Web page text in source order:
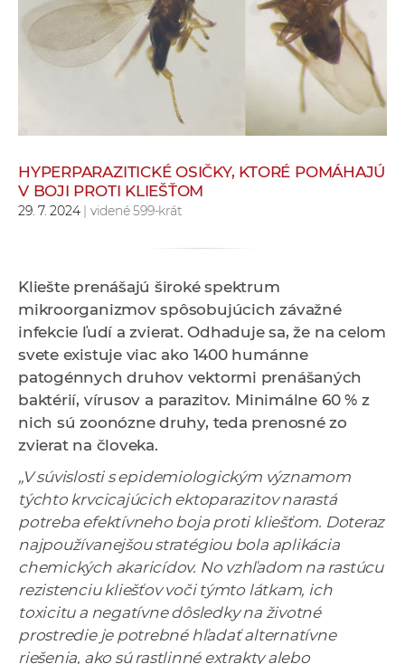
e
v
p
a
v
c
h
p
r
a
v
k
o
HYPERPARAZITICKÉ OSIČKY, KTORÉ POMÁHAJÚ
V BOJI PROTI KLIEŠŤOM
29. 7. 2024| videné 599-krát
Kliešte prenášajú široké spektrum
mikroorganizmov spôsobujúcich závažné
infekcie ľudí a zvierat. Odhaduje sa, že na celom
svete existuje viac ako 1400 humánne
patogénnych druhov vektormi prenášaných
baktérií, vírusov a parazitov. Minimálne 60 % z
nich sú zoonózne druhy, teda prenosné zo
zvierat na človeka.
„V súvislosti s epidemiologickým významom
týchto krvcicajúcich ektoparazitov narastá
potreba efektívneho boja proti kliešťom. Doteraz
najpoužívanejšou stratégiou bola aplikácia
chemických akaricídov. No vzhľadom na rastúcu
rezistenciu kliešťov voči týmto látkam, ich
toxicitu a negatívne dôsledky na životné
prostredie je potrebné hľadať alternatívne
riešenia, ako sú rastlinné extrakty alebo